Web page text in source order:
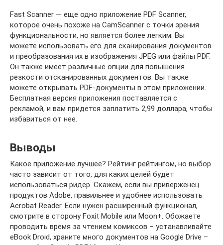
Fast Scanner — еще одно приложение PDF Scanner,
которое очень похоже на CamScanner с точки зрения
функциональности, но является более легким. Вы
можете использовать его для сканирования документов
и преобразования их в изображения JPEG или файлы PDF.
Он также имеет различные опции для повышения
резкости отсканированных документов. Вы также
можете открывать PDF-документы в этом приложении.
Бесплатная версия приложения поставляется с
рекламой, и вам придется заплатить 2,99 доллара, чтобы
избавиться от нее.
Выводы
Какое приложение лучшее? Рейтинг рейтингом, но выбор
часто зависит от того, для каких целей будет
использоваться ридер. Скажем, если вы приверженец
продуктов Adobe, правильнее и удобнее использовать
Acrobat Reader. Если нужен расширенный функционал,
смотрите в сторону Foxit Mobile или Moon+. Обожаете
проводить время за чтением комиксов – устанавливайте
eBook Droid, храните много документов на Google Drive –